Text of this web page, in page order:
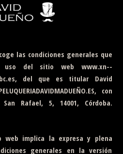
las condiciones generales que
uso del sitio web www.xn--
, del que es titular David
, con
Rafael, 5, 14001, Córdoba.
web implica la expresa y plena
generales en la versión